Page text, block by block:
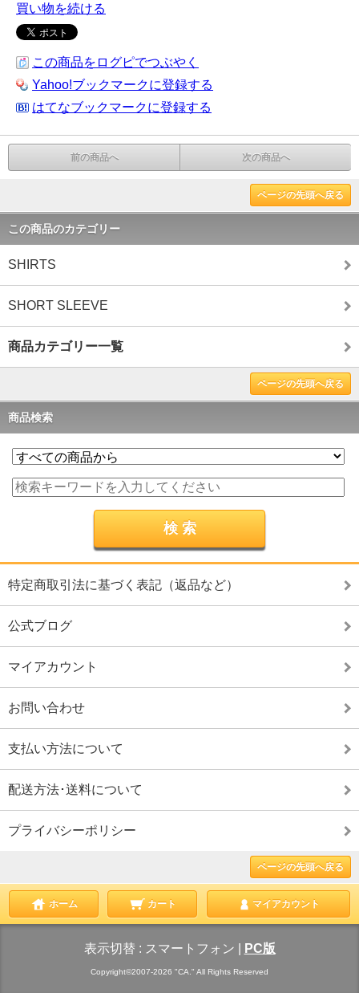
買い物を続ける
この商品をログピでつぶやく
Yahoo!ブックマークに登録する
はてなブックマークに登録する
前の商品へ 次の商品へ
ページの先頭へ戻る
この商品のカテゴリー
SHIRTS
SHORT SLEEVE
商品カテゴリー一覧
ページの先頭へ戻る
商品検索
特定商取引法に基づく表記（返品など）
公式ブログ
マイアカウント
お問い合わせ
支払い方法について
配送方法･送料について
プライバシーポリシー
ページの先頭へ戻る
ホーム カート マイアカウント
表示切替 : スマートフォン PC版
Copyright©2007-2026 "CA." All Rights Reserved